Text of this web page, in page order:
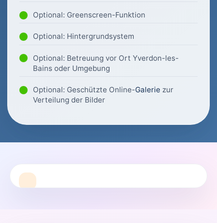
Optional: Greenscreen-Funktion
Optional: Hintergrundsystem
Optional: Betreuung vor Ort Yverdon-les-
Bains oder Umgebung
Optional: Geschützte Online-Galerie zur
Verteilung der Bilder